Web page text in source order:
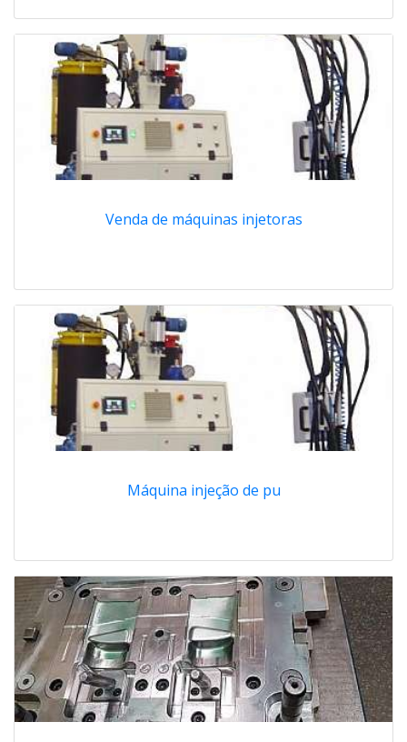
Venda de máquinas injetoras
Máquina injeção de pu